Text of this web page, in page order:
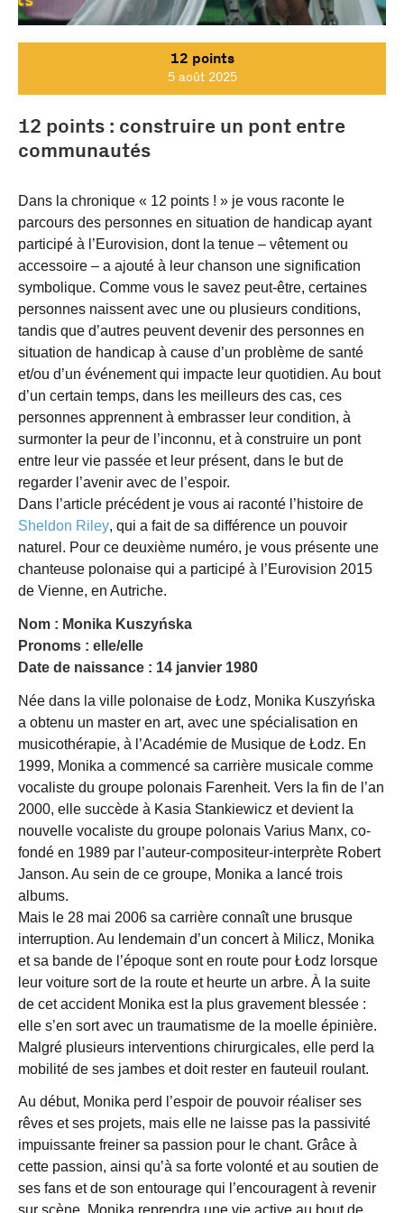
12 points
5 août 2025
12 points : construire un pont entre
communautés
Dans la chronique « 12 points ! » je vous raconte le
parcours des personnes en situation de handicap ayant
participé à l’Eurovision, dont la tenue – vêtement ou
accessoire – a ajouté à leur chanson une signification
symbolique. Comme vous le savez peut-être, certaines
personnes naissent avec une ou plusieurs conditions,
tandis que d’autres peuvent devenir des personnes en
situation de handicap à cause d’un problème de santé
et/ou d’un événement qui impacte leur quotidien. Au bout
d’un certain temps, dans les meilleurs des cas, ces
personnes apprennent à embrasser leur condition, à
surmonter la peur de l’inconnu, et à construire un pont
entre leur vie passée et leur présent, dans le but de
regarder l’avenir avec de l’espoir.
Dans l’article précédent je vous ai raconté l’histoire de
Sheldon Riley, qui a fait de sa différence un pouvoir
naturel. Pour ce deuxième numéro, je vous présente une
chanteuse polonaise qui a participé à l’Eurovision 2015
de Vienne, en Autriche.
Nom : Monika Kuszyńska
Pronoms : elle/elle
Date de naissance : 14 janvier 1980
Née dans la ville polonaise de Łodz, Monika Kuszyńska
a obtenu un master en art, avec une spécialisation en
musicothérapie, à l’Académie de Musique de Łodz. En
1999, Monika a commencé sa carrière musicale comme
vocaliste du groupe polonais Farenheit. Vers la fin de l’an
2000, elle succède à Kasia Stankiewicz et devient la
nouvelle vocaliste du groupe polonais Varius Manx, co-
fondé en 1989 par l’auteur-compositeur-interprète Robert
Janson. Au sein de ce groupe, Monika a lancé trois
albums.
Mais le 28 mai 2006 sa carrière connaît une brusque
interruption. Au lendemain d’un concert à Milicz, Monika
et sa bande de l’époque sont en route pour Łodz lorsque
leur voiture sort de la route et heurte un arbre. À la suite
de cet accident Monika est la plus gravement blessée :
elle s’en sort avec un traumatisme de la moelle épinière.
Malgré plusieurs interventions chirurgicales, elle perd la
mobilité de ses jambes et doit rester en fauteuil roulant.
Au début, Monika perd l’espoir de pouvoir réaliser ses
rêves et ses projets, mais elle ne laisse pas la passivité
impuissante freiner sa passion pour le chant. Grâce à
cette passion, ainsi qu’à sa forte volonté et au soutien de
ses fans et de son entourage qui l’encouragent à revenir